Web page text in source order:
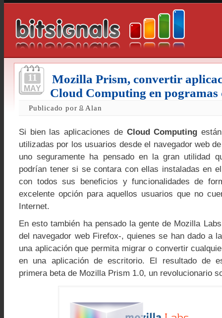
11
MAY
Mozilla Prism, convertir
Cloud Computing en pogramas
Publicado por Alan
Si bien las aplicaciones de Cloud Computing
utilizadas por los usuarios desde el navegador web
uno seguramente ha pensado en la gran utilidad
podrían tener si se contara con ellas instaladas en
con todos sus beneficios y funcionalidades de
excelente opción para aquellos usuarios que no
Internet.
En esto también ha pensado la gente de Mozilla
del navegador web Firefox-, quienes se han dado a
una aplicación que permita migrar o convertir
en una aplicación de escritorio. El resultado de
primera beta de Mozilla Prism 1.0, un revolucionario